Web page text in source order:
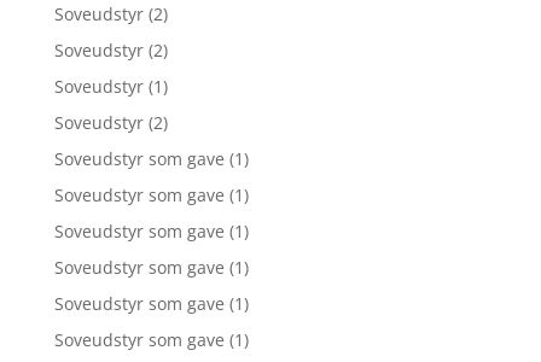
Soveudstyr (2)
Soveudstyr (2)
Soveudstyr (1)
Soveudstyr (2)
Soveudstyr som gave (1)
Soveudstyr som gave (1)
Soveudstyr som gave (1)
Soveudstyr som gave (1)
Soveudstyr som gave (1)
Soveudstyr som gave (1)